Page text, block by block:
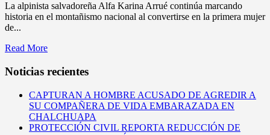
La alpinista salvadoreña Alfa Karina Arrué continúa marcando
historia en el montañismo nacional al convertirse en la primera mujer
de...
Read More
Noticias recientes
CAPTURAN A HOMBRE ACUSADO DE AGREDIR A
SU COMPAÑERA DE VIDA EMBARAZADA EN
CHALCHUAPA
PROTECCIÓN CIVIL REPORTA REDUCCIÓN DE